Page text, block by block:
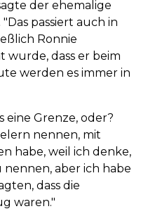
der ehemalige
. "Das passiert auch in
Ronnie
dass er beim
werden es immer in
eine Grenze, oder?
nennen, mit
habe, weil ich denke,
nennen, aber ich habe
dass die
waren."